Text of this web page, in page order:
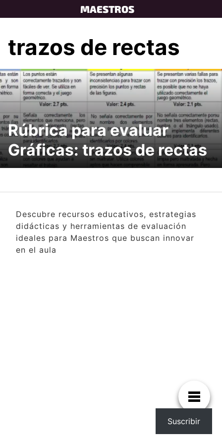
to
MAESTROS
trazos de rectas
Rúbrica para evaluar
Gráficas: trazos de rectas
Descubre recursos educativos, estrategias
didácticas y herramientas de evaluación
ideales para Maestros que buscan innovar
en el aula
Suscribir